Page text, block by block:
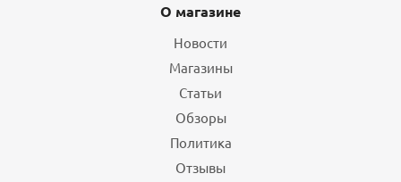
О магазине
Новости
Магазины
Статьи
Обзоры
Политика
Отзывы